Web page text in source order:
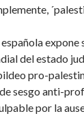
del estado
pro-
sesgo anti-
por la